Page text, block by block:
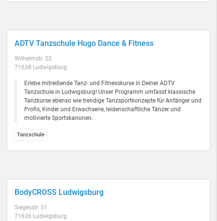
ADTV Tanzschule Hugo Dance & Fitness
Wilhelmstr. 22
71638 Ludwigsburg
Erlebe mitreißende Tanz- und Fitnesskurse in Deiner ADTV
Tanzschule in Ludwigsburg! Unser Programm umfasst klassische
Tanzkurse ebenso wie trendige Tanzsportkonzepte für Anfänger und
Profis, Kinder und Erwachsene, leidenschaftliche Tänzer und
motivierte Sportskanonen.
Tanzschule
BodyCROSS Ludwigsburg
Siegesstr. 51
71636 Ludwigsburg